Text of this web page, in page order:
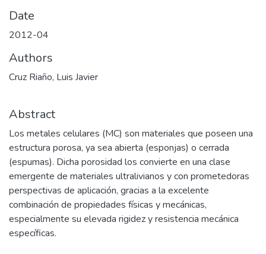
Date
2012-04
Authors
Cruz Riaño, Luis Javier
Abstract
Los metales celulares (MC) son materiales que poseen una
estructura porosa, ya sea abierta (esponjas) o cerrada
(espumas). Dicha porosidad los convierte en una clase
emergente de materiales ultralivianos y con prometedoras
perspectivas de aplicación, gracias a la excelente
combinación de propiedades físicas y mecánicas,
especialmente su elevada rigidez y resistencia mecánica
específicas.